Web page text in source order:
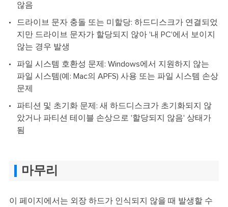
않음
드라이브 문자 충돌 또는 미할당: 하드디스크가 연결되었
지만 드라이브 문자가 할당되지 않아 '내 PC'에서 보이지
않는 경우 발생
파일 시스템 호환성 문제: Windows에서 지원하지 않는
파일 시스템(예: Mac의 APFS) 사용 또는 파일 시스템 손상
문제
파티션 및 초기화 문제: 새 하드디스크가 초기화되지 않
았거나 파티션 테이블 손상으로 '할당되지 않음' 상태가
됨
마무리
이 페이지에서는 외장 하드가 인식되지 않을 때 발생할 수